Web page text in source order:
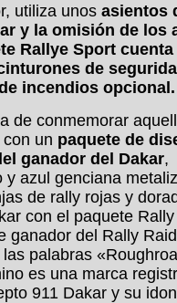
utiliza unos asientos
y la omisión de los
Rallye Sport cuenta
de
incendios opcional.
de conmemorar
un paquete de
ganador del Dakar,
y azul genciana
de rally rojas y
con el paquete
ganador del Rally
palabras
es una marca
911 Dakar y su